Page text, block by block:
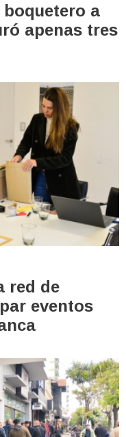
a
apenas tres
red de
eventos